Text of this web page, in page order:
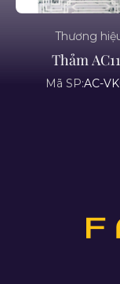
Thương
Thảm
Mã SP:AC-